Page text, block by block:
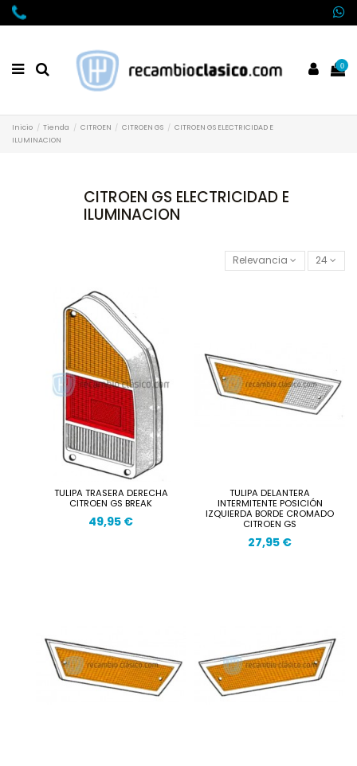
0
Inicio Tienda CITROEN CITROEN GS
CITROEN GS ELECTRICIDAD E
ILUMINACION
CITROEN GS ELECTRICIDAD E
ILUMINACION
Relevancia 24
TULIPA TRASERA DERECHA
CITROEN GS BREAK
49,95 €
TULIPA DELANTERA
INTERMITENTE POSICIÓN
IZQUIERDA BORDE CROMADO
CITROEN GS
27,95 €